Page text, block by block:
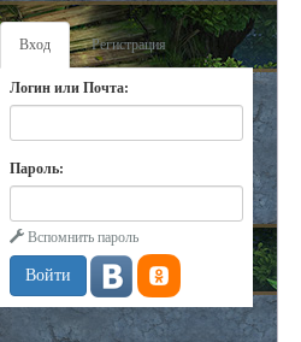
Вход Регистрация
Логин или Почта:
Пароль:
Вспомнить пароль